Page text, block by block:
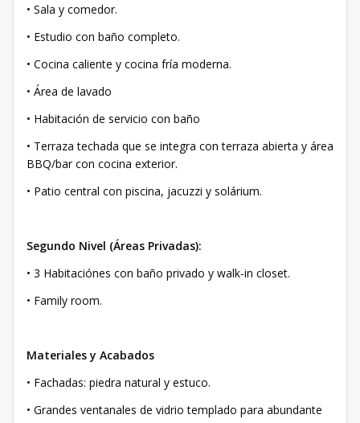
• Sala y comedor.
• Estudio con baño completo.
• Cocina caliente y cocina fría moderna.
• Área de lavado
• Habitación de servicio con baño
• Terraza techada que se integra con terraza abierta y área
BBQ/bar con cocina exterior.
• Patio central con piscina, jacuzzi y solárium.
Segundo Nivel (Áreas Privadas):
• 3 Habitaciónes con baño privado y walk-in closet.
• Family room.
Materiales y Acabados
• Fachadas: piedra natural y estuco.
• Grandes ventanales de vidrio templado para abundante